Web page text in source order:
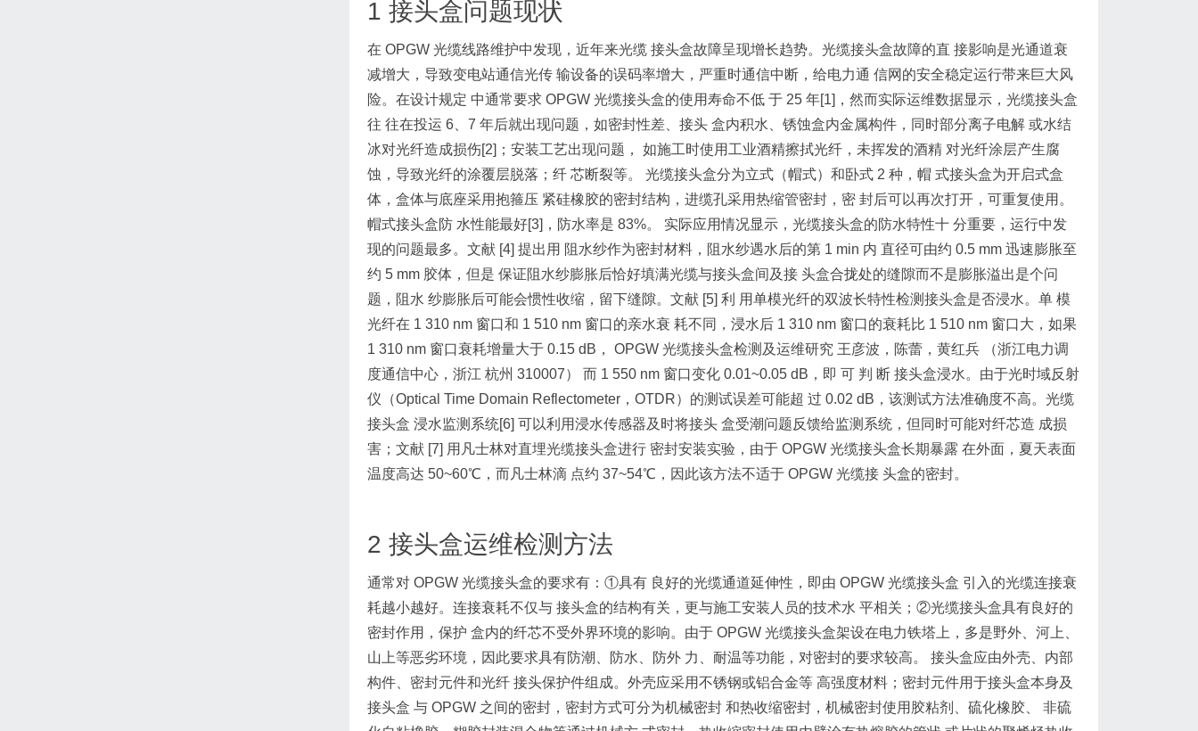
1 接头盒问题现状
在 OPGW 光缆线路维护中发现，近年来光缆 接头盒故障呈现增长趋势。光缆接头盒故障的直 接影响是光通道衰
减增大，导致变电站通信光传 输设备的误码率增大，严重时通信中断，给电力通 信网的安全稳定运行带来巨大风
险。在设计规定 中通常要求 OPGW 光缆接头盒的使用寿命不低 于 25 年[1]，然而实际运维数据显示，光缆接头盒
往 往在投运 6、7 年后就出现问题，如密封性差、接头 盒内积水、锈蚀盒内金属构件，同时部分离子电解 或水结
冰对光纤造成损伤[2]；安装工艺出现问题， 如施工时使用工业酒精擦拭光纤，未挥发的酒精 对光纤涂层产生腐
蚀，导致光纤的涂覆层脱落；纤 芯断裂等。 光缆接头盒分为立式（帽式）和卧式 2 种，帽 式接头盒为开启式盒
体，盒体与底座采用抱箍压 紧硅橡胶的密封结构，进缆孔采用热缩管密封，密 封后可以再次打开，可重复使用。
帽式接头盒防 水性能最好[3]，防水率是 83%。 实际应用情况显示，光缆接头盒的防水特性十 分重要，运行中发
现的问题最多。文献 [4] 提出用 阻水纱作为密封材料，阻水纱遇水后的第 1 min 内 直径可由约 0.5 mm 迅速膨胀至
约 5 mm 胶体，但是 保证阻水纱膨胀后恰好填满光缆与接头盒间及接 头盒合拢处的缝隙而不是膨胀溢出是个问
题，阻水 纱膨胀后可能会惯性收缩，留下缝隙。文献 [5] 利 用单模光纤的双波长特性检测接头盒是否浸水。单 模
光纤在 1 310 nm 窗口和 1 510 nm 窗口的亲水衰 耗不同，浸水后 1 310 nm 窗口的衰耗比 1 510 nm 窗口大，如果
1 310 nm 窗口衰耗增量大于 0.15 dB， OPGW 光缆接头盒检测及运维研究 王彦波，陈蕾，黄红兵 （浙江电力调
度通信中心，浙江 杭州 310007） 而 1 550 nm 窗口变化 0.01~0.05 dB，即 可 判 断 接头盒浸水。由于光时域反射
仪（Optical Time Domain Reflectometer，OTDR）的测试误差可能超 过 0.02 dB，该测试方法准确度不高。光缆
接头盒 浸水监测系统[6] 可以利用浸水传感器及时将接头 盒受潮问题反馈给监测系统，但同时可能对纤芯造 成损
害；文献 [7] 用凡士林对直埋光缆接头盒进行 密封安装实验，由于 OPGW 光缆接头盒长期暴露 在外面，夏天表面
温度高达 50~60℃，而凡士林滴 点约 37~54℃，因此该方法不适于 OPGW 光缆接 头盒的密封。
2 接头盒运维检测方法
通常对 OPGW 光缆接头盒的要求有：①具有 良好的光缆通道延伸性，即由 OPGW 光缆接头盒 引入的光缆连接衰
耗越小越好。连接衰耗不仅与 接头盒的结构有关，更与施工安装人员的技术水 平相关；②光缆接头盒具有良好的
密封作用，保护 盒内的纤芯不受外界环境的影响。由于 OPGW 光缆接头盒架设在电力铁塔上，多是野外、河上、
山上等恶劣环境，因此要求具有防潮、防水、防外 力、耐温等功能，对密封的要求较高。 接头盒应由外壳、内部
构件、密封元件和光纤 接头保护件组成。外壳应采用不锈钢或铝合金等 高强度材料；密封元件用于接头盒本身及
接头盒 与 OPGW 之间的密封，密封方式可分为机械密封 和热收缩密封，机械密封使用胶粘剂、硫化橡胶、 非硫